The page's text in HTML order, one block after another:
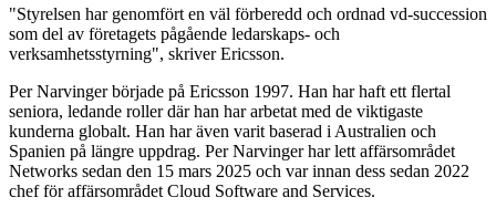
"Styrelsen har genomfört en väl förberedd och ordnad vd-succession
som del av företagets pågående ledarskaps- och
verksamhetsstyrning", skriver Ericsson.
Per Narvinger började på Ericsson 1997. Han har haft ett flertal
seniora, ledande roller där han har arbetat med de viktigaste
kunderna globalt. Han har även varit baserad i Australien och
Spanien på längre uppdrag. Per Narvinger har lett affärsområdet
Networks sedan den 15 mars 2025 och var innan dess sedan 2022
chef för affärsområdet Cloud Software and Services.